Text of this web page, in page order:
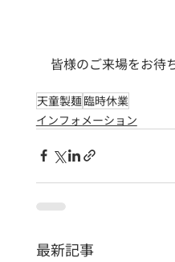
皆様のご来場をお待
天童製麺臨時休業
インフォメーション
最新記事